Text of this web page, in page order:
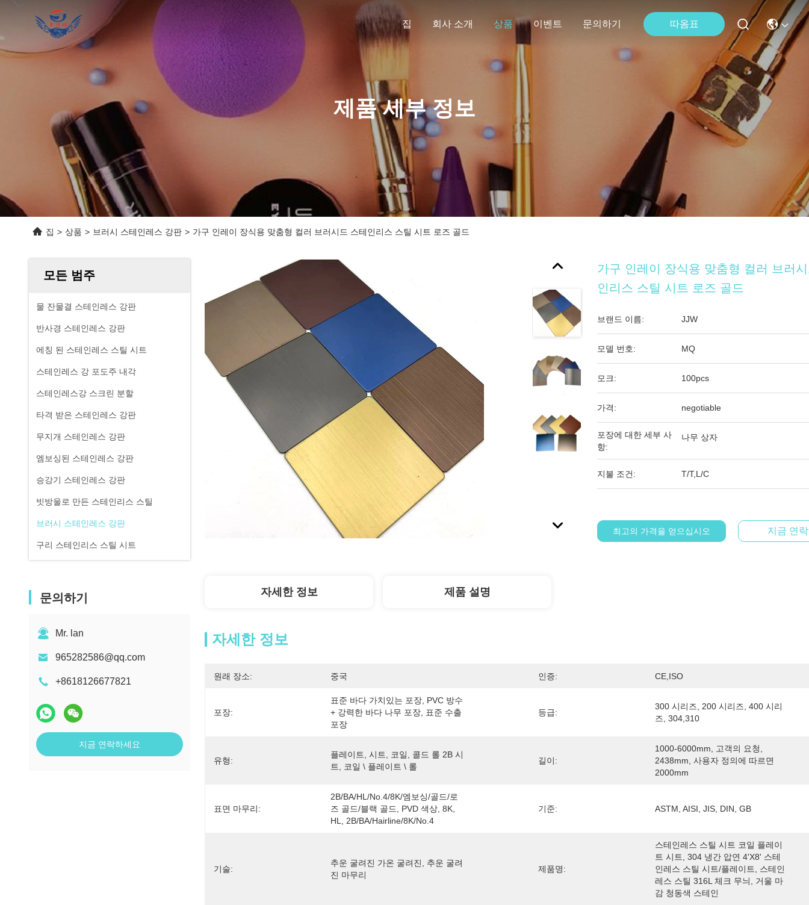
집 회사 소개 상품 이벤트 문의하기 따옴표
제품 세부 정보
집 > 상품 > 브러시 스테인레스 강판 > 가구 인레이 장식용 맞춤형 컬러 브러시드 스테인리스 스틸 시트 로즈 골드
모든 범주
물 잔물결 스테인레스 강판
반사경 스테인레스 강판
에칭 된 스테인레스 스틸 시트
스테인레스 강 포도주 내각
스테인레스강 스크린 분할
타격 받은 스테인레스 강판
무지개 스테인레스 강판
엠보싱된 스테인레스 강판
승강기 스테인레스 강판
빗방울로 만든 스테인리스 스틸
브러시 스테인레스 강판
구리 스테인리스 스틸 시트
문의하기
Mr. lan
965282586@qq.com
+8618126677821
지금 연락하세요
가구 인레이 장식용 맞춤형 컬러 브러
인리스 스틸 시트 로즈 골드
브랜드 이름: JJW
모델 번호: MQ
모크: 100pcs
가격: negotiable
포장에 대한 세부 사
항:
나무 상자
지불 조건: T/T,L/C
최고의 가격을 얻으십시오 지금 연
자세한 정보 제품 설명
자세한 정보
원래 장소: 중국 인증: CE,ISO
포장:
표준 바다 가치있는 포장, PVC 방수
+ 강력한 바다 나무 포장, 표준 수출
포장
등급:
300 시리즈, 200 시리즈, 400 시리
즈, 304,310
유형:
플레이트, 시트, 코일, 콜드 롤 2B 시
트, 코일 \ 플레이트 \ 롤
길이:
1000-6000mm, 고객의 요청,
2438mm, 사용자 정의에 따르면
2000mm
표면 마무리:
2B/BA/HL/No.4/8K/엠보싱/골드/로
즈 골드/블랙 골드, PVD 색상, 8K,
HL, 2B/BA/Hairline/8K/No.4
기준: ASTM, AISI, JIS, DIN, GB
기술:
추운 굴려진 가온 굴려진, 추운 굴려
진 마무리
제품명:
스테인레스 스틸 시트 코일 플레이
트 시트, 304 냉간 압연 4'x8' 스테
인레스 스틸 시트/플레이트, 스테인
레스 스틸 316L 체크 무늬, 거울 마
감 청동색 스테인